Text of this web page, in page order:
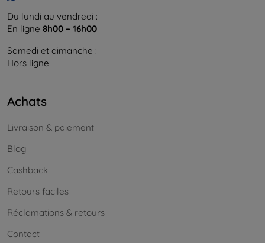
Du lundi au vendredi :
En ligne 8h00 – 16h00
Samedi et dimanche :
Hors ligne
Achats
Livraison & paiement
Blog
Cashback
Retours faciles
Réclamations & retours
Contact